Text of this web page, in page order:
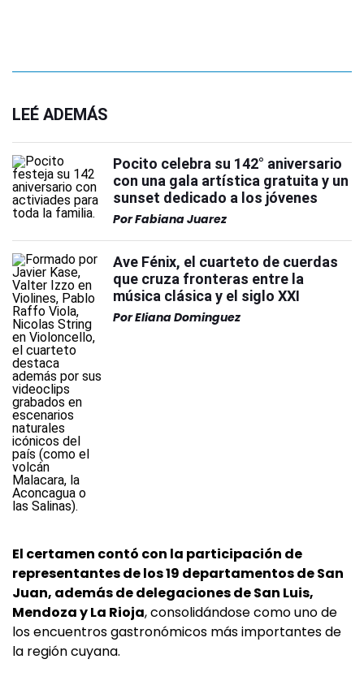
LEÉ ADEMÁS
Pocito celebra su 142° aniversario
con una gala artística gratuita y un
sunset dedicado a los jóvenes
PorFabiana Juarez
Ave Fénix, el cuarteto de cuerdas
que cruza fronteras entre la
música clásica y el siglo XXI
PorEliana Dominguez
El certamen contó con la participación de
representantes de los 19 departamentos de San
Juan, además de delegaciones de San Luis,
Mendoza y La Rioja, consolidándose como uno de
los encuentros gastronómicos más importantes de
la región cuyana.